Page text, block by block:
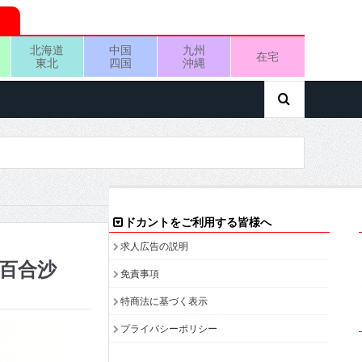
北海道
東北
中国
四国
九州
沖縄
在宅
合沙
ドカントをご利用する皆様へ
求人広告の説明
免責事項
特商法に基づく表示
プライバシーポリシー